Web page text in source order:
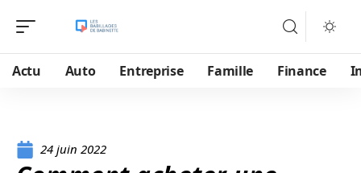
Actu Auto Entreprise Famille Finance
24 juin 2022